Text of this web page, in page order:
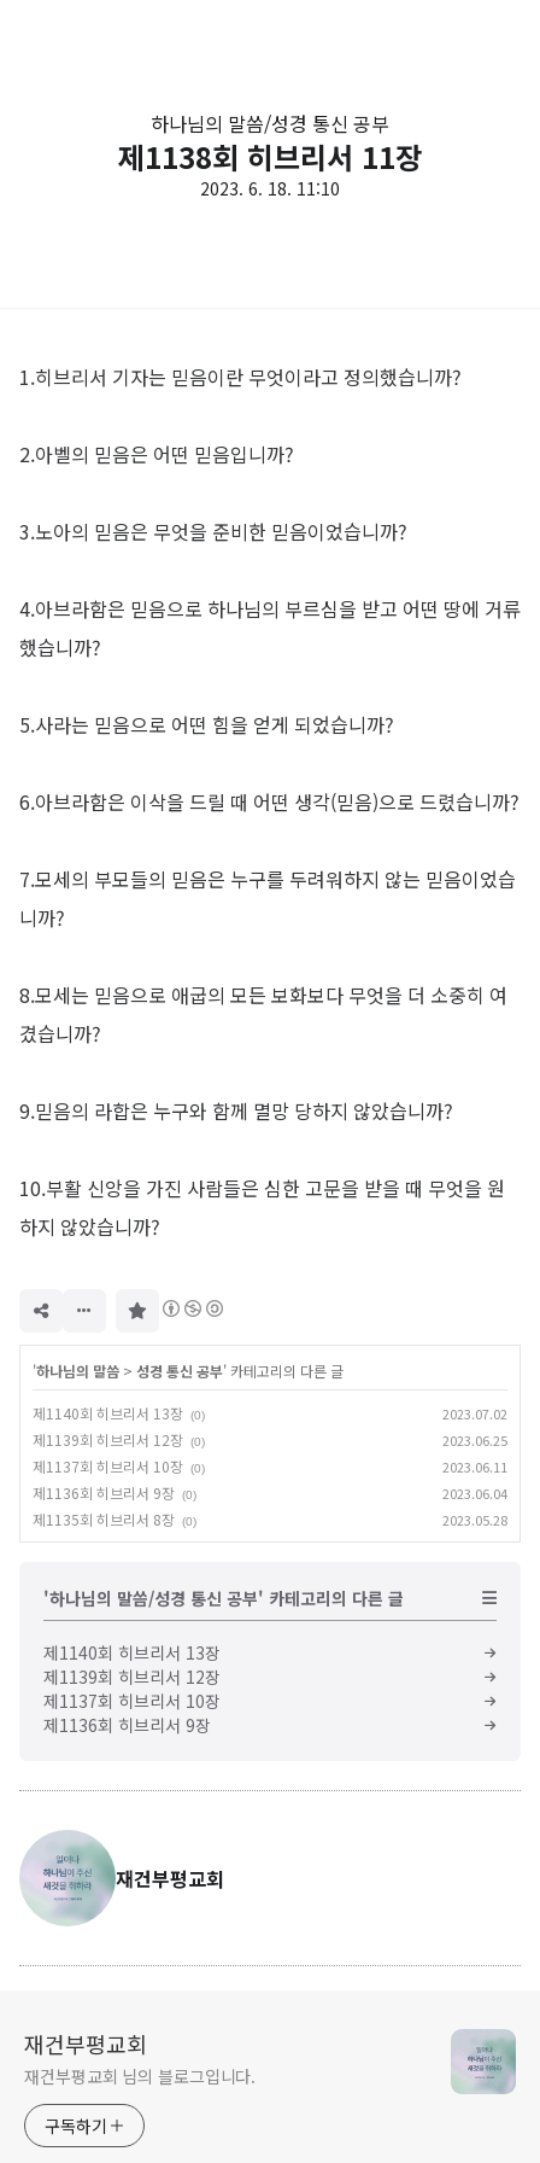
하나님의 말씀/성경 통신 공부
제1138회 히브리서 11장
2023. 6. 18. 11:10
1.히브리서 기자는 믿음이란 무엇이라고 정의했습니까?
2.아벨의 믿음은 어떤 믿음입니까?
3.노아의 믿음은 무엇을 준비한 믿음이었습니까?
4.아브라함은 믿음으로 하나님의 부르심을 받고 어떤 땅에 거류
했습니까?
5.사라는 믿음으로 어떤 힘을 얻게 되었습니까?
6.아브라함은 이삭을 드릴 때 어떤 생각(믿음)으로 드렸습니까?
7.모세의 부모들의 믿음은 누구를 두려워하지 않는 믿음이었습
니까?
8.모세는 믿음으로 애굽의 모든 보화보다 무엇을 더 소중히 여
겼습니까?
9.믿음의 라합은 누구와 함께 멸망 당하지 않았습니까?
10.부활 신앙을 가진 사람들은 심한 고문을 받을 때 무엇을 원
하지 않았습니까?
'하나님의 말씀 > 성경 통신 공부' 카테고리의 다른 글
제1140회 히브리서 13장 (0) 2023.07.02
제1139회 히브리서 12장 (0) 2023.06.25
제1137회 히브리서 10장 (0) 2023.06.11
제1136회 히브리서 9장 (0) 2023.06.04
제1135회 히브리서 8장 (0) 2023.05.28
'하나님의 말씀/성경 통신 공부' 카테고리의 다른 글
제1140회 히브리서 13장
제1139회 히브리서 12장
제1137회 히브리서 10장
제1136회 히브리서 9장
재건부평교회
재건부평교회
재건부평교회 님의 블로그입니다.
구독하기